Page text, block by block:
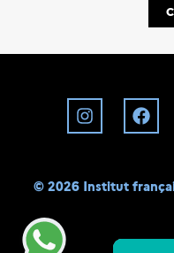
©️ 2026 Institut